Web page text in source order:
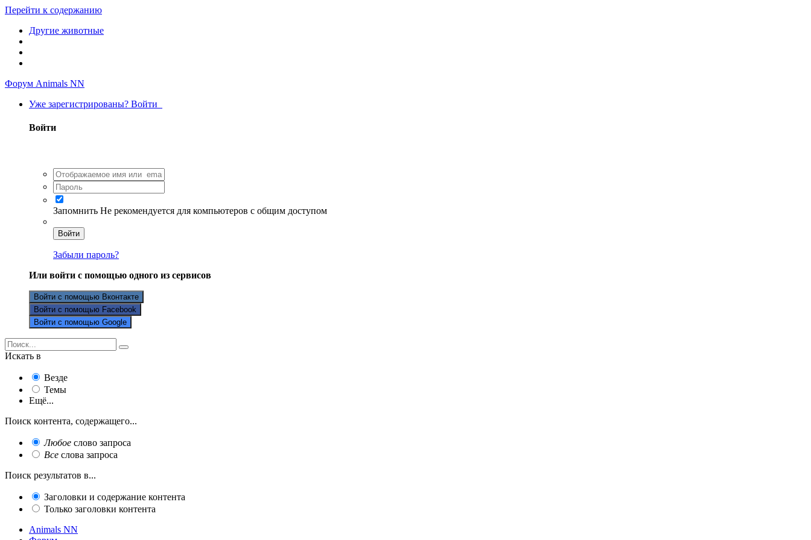
Перейти к содержанию
Другие животные
Форум Animals NN
Уже зарегистрированы? Войти
Войти
Запомнить Не рекомендуется для компьютеров с общим доступом
Войти
Забыли пароль?
Или войти с помощью одного из сервисов
Войти с помощью Вконтакте
Войти с помощью Facebook
Войти с помощью Google
Искать в
Везде
Темы
Ещё...
Поиск контента, содержащего...
Любое слово запроса
Все слова запроса
Поиск результатов в...
Заголовки и содержание контента
Только заголовки контента
Animals NN